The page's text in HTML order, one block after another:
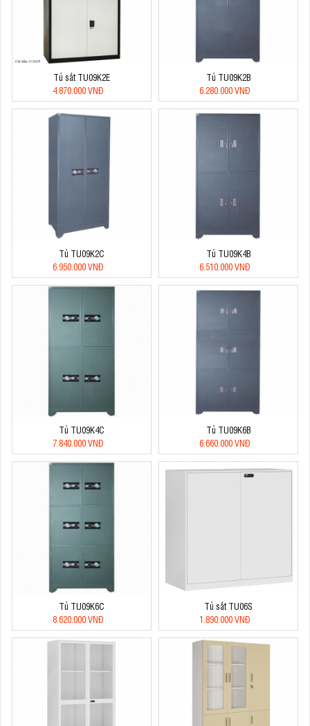
Tủ sắt TU09K2E
4.870.000 VNĐ
Tủ TU09K2B
6.280.000 VNĐ
Tủ TU09K2C
6.950.000 VNĐ
Tủ TU09K4B
6.510.000 VNĐ
Tủ TU09K4C
7.840.000 VNĐ
Tủ TU09K6B
6.660.000 VNĐ
Tủ TU09K6C
8.620.000 VNĐ
Tủ sắt TU06S
1.890.000 VNĐ